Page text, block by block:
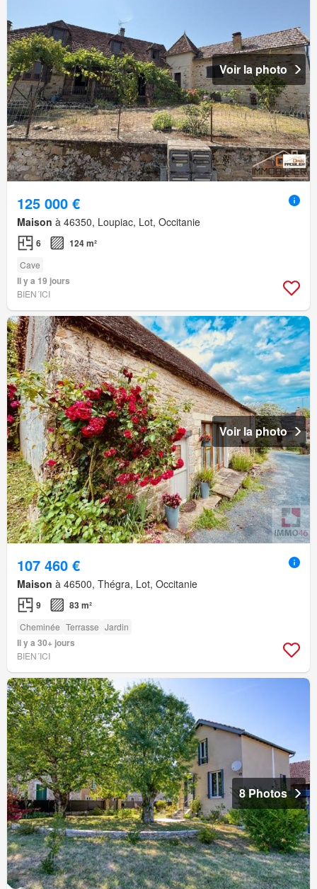
Voir la photo
125 000 €
Maison à 46350, Loupiac, Lot, Occitanie
6 124 m²
Cave
Il y a 19 jours
BIEN´ICI
Voir la photo
107 460 €
Maison à 46500, Thégra, Lot, Occitanie
9 83 m²
Cheminée Terrasse Jardin
Il y a 30+ jours
BIEN´ICI
8 Photos